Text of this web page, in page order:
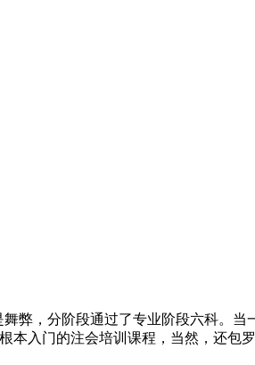
，分阶段通过了专业阶段六科。当
入门的注会培训课程，当然，还包